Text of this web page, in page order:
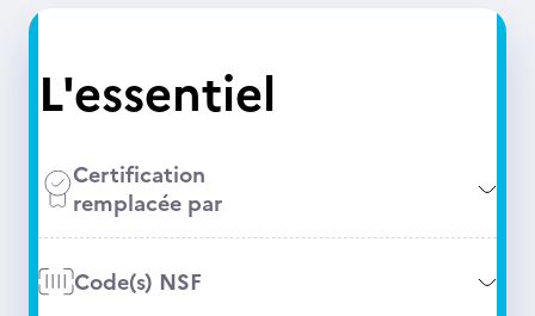
L'essentiel
Certification
remplacée par
Code(s) NSF